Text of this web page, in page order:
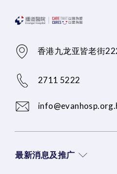
香港九龙亚皆老街
2711 5222
最新消息及推广